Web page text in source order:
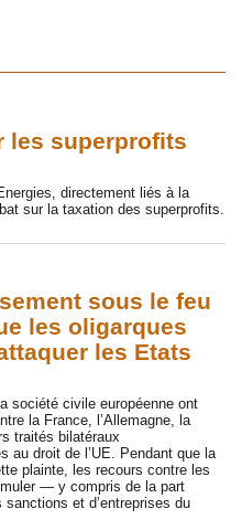
les superprofits
directement liés à la
sur la taxation des superprofits.
sous le feu
les oligarques
les Etats
société civile européenne ont
la France, l’Allemagne, la
traités bilatéraux
au droit de l’UE. Pendant que la
plainte, les recours contre les
— y compris de la part
sanctions et d’entreprises du